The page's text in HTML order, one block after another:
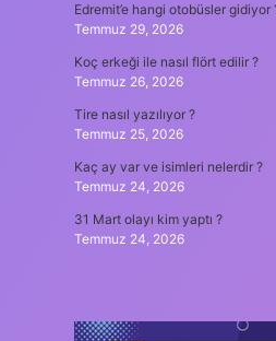
Edremit’e hangi otobüsler gidiyor
Temmuz 29, 2026
Koç erkeği ile nasıl flört edilir ?
Temmuz 26, 2026
Tire nasıl yazılıyor ?
Temmuz 25, 2026
Kaç ay var ve isimleri nelerdir ?
Temmuz 24, 2026
31 Mart olayı kim yaptı ?
Temmuz 24, 2026